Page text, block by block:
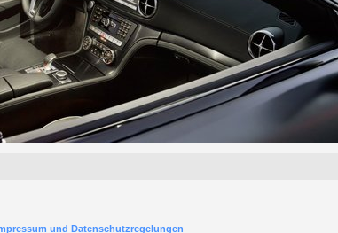
und Datenschutzregelungen